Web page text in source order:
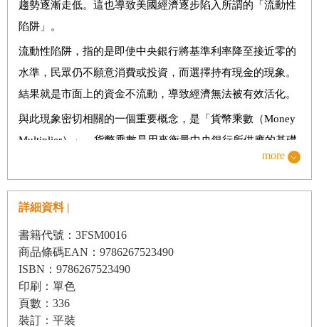
第三部｜美國製造對全球經濟的影響
第8章 美國的製造回流與本地化
第9章 美國製造業復興
第10章 製造回流與保護主義的兩難
第14章 川普2.0，延續的美國優先主義
第15章 美國政府債務：維持霸權的戰略工具？
第五部｜通膨與債券投資
趨勢逐漸走低。這也導致美國經濟逐步陷入所謂的「流動性
陷阱」。
流動性陷阱，指的是即使中央銀行將基準利率降至接近零的
水準，民眾仍不願意消費或投資，而選擇持有現金的現象。
結果就是市面上的資金不流動，導致經濟無法被有效活化。
與此現象密切相關的一個重要概念，是「貨幣乘數（Money
Multiplier）」。貨幣乘數是用來衡量中央銀行所供應的基礎
貨幣，在銀行體系內透過貸款與存款的過程中，被放大為多
少貨幣的指標。簡單來說，就是銀行將資金借給民眾後，這
些錢又再度被存入銀行、再借出給其他人，如此重複循環，
但在流動性陷阱的情況下，人們傾向於持有現金，銀行的放
貸活動因而減少。貨幣乘數下降，即使中央銀行大量釋出資
金，這些錢也無法有效流通至實體經濟中。因此，貨幣乘數
也成為判斷央行「撒錢政策」是否奏效的重要指標。
more
詳細資料 |
書籍代號：3FSM0016
商品條碼EAN：9786267523490
ISBN：9786267523490
印刷：單色
頁數：336
裝訂：平裝